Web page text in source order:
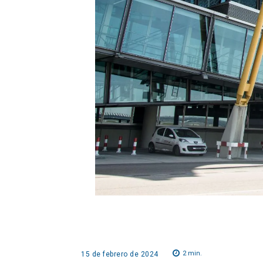
15 de febrero de 2024 2min.